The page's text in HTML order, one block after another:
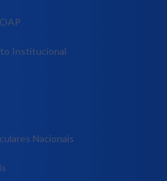
Institucional
Nacionais